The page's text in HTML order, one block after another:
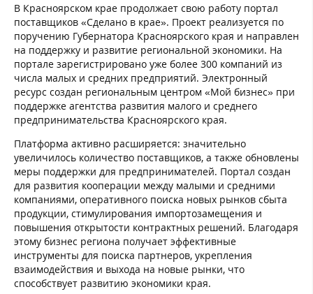
В Красноярском крае продолжает свою работу портал
поставщиков «Сделано в крае». Проект реализуется по
поручению Губернатора Красноярского края и направлен
на поддержку и развитие региональной экономики. На
портале зарегистрировано уже более 300 компаний из
числа малых и средних предприятий. Электронный
ресурс создан региональным центром «Мой бизнес» при
поддержке агентства развития малого и среднего
предпринимательства Красноярского края.
Платформа активно расширяется: значительно
увеличилось количество поставщиков, а также обновлены
меры поддержки для предпринимателей. Портал создан
для развития кооперации между малыми и средними
компаниями, оперативного поиска новых рынков сбыта
продукции, стимулирования импортозамещения и
повышения открытости контрактных решений. Благодаря
этому бизнес региона получает эффективные
инструменты для поиска партнеров, укрепления
взаимодействия и выхода на новые рынки, что
способствует развитию экономики края.